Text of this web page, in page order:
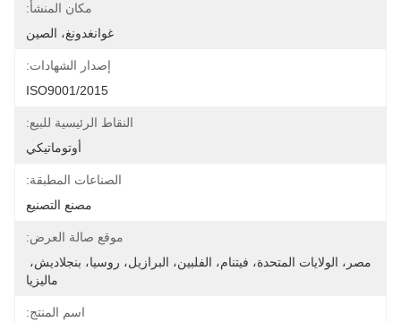
مكان المنشأ:
غوانغدونغ، الصين
إصدار الشهادات:
ISO9001/2015
النقاط الرئيسية للبيع:
أوتوماتيكي
الصناعات المطبقة:
مصنع التصنيع
موقع صالة العرض:
ماليزيا
اسم المنتج: